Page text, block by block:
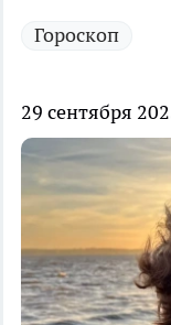
Гороскоп
29 сентября